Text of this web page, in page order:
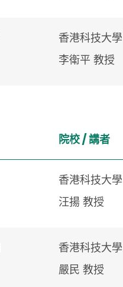
香港科技大學
李衛平 教授
院校 /講者
香港科技大學
汪揚 教授
香港科技大學
嚴民 教授